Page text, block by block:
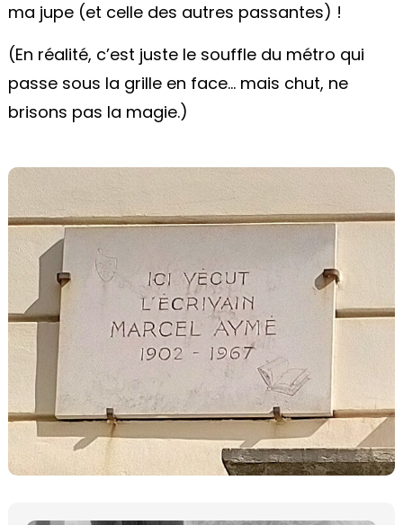
ma jupe (et celle des autres passantes) !
(En réalité, c’est juste le souffle du métro qui
passe sous la grille en face… mais chut, ne
brisons pas la magie.)